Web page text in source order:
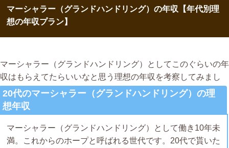
マーシャラー（グランドハンドリング）の年収【年代別理
想の年収プラン】
マーシャラー（グランドハンドリング）としてこのぐらいの年
収はもらえてたらいいなと思う理想の年収を考察してみまし
た。
20代のマーシャラー（グランドハンドリング）の理
想年収
マーシャラー（グランドハンドリング）として働き10年未
満。これからのホープと呼ばれる世代です。20代で貰いた